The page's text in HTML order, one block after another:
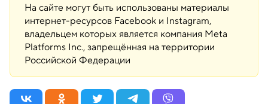
На сайте могут быть использованы материалы
интернет-ресурсов Facebook и Instagram,
владельцем которых является компания Meta
Platforms Inc., запрещённая на территории
Российской Федерации